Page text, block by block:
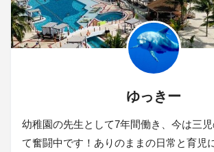
ゆっきー
幼稚園の先生として7年間働き、今は三
て奮闘中です！ありのままの日常と育児